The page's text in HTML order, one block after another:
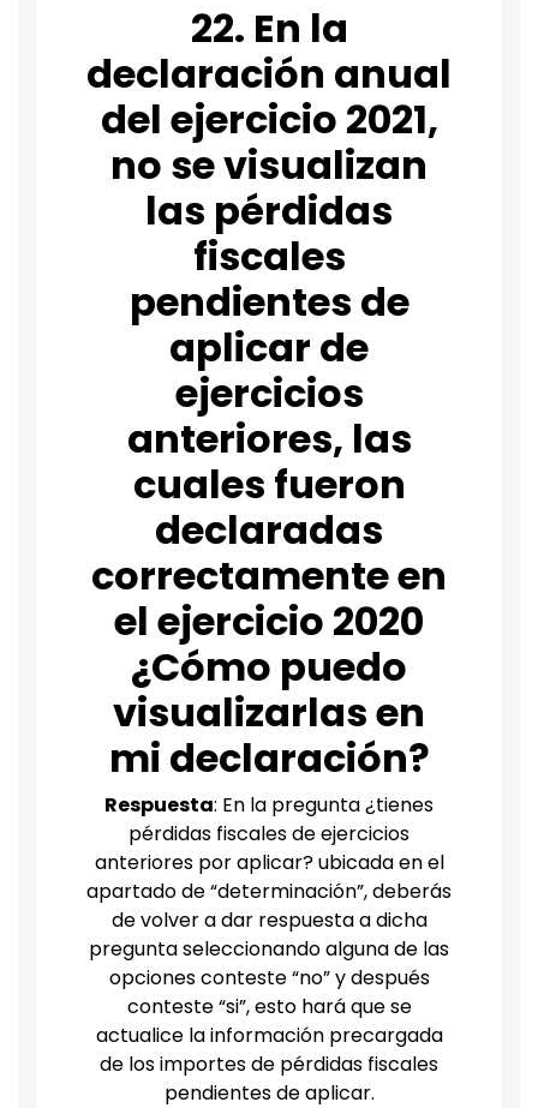
22. En la
declaración anual
del ejercicio 2021,
no se visualizan
las pérdidas
fiscales
pendientes de
aplicar de
ejercicios
anteriores, las
cuales fueron
declaradas
correctamente en
el ejercicio 2020
¿Cómo puedo
visualizarlas en
mi declaración?
Respuesta: En la pregunta ¿tienes
pérdidas fiscales de ejercicios
anteriores por aplicar? ubicada en el
apartado de “determinación”, deberás
de volver a dar respuesta a dicha
pregunta seleccionando alguna de las
opciones conteste “no” y después
conteste “si”, esto hará que se
actualice la información precargada
de los importes de pérdidas fiscales
pendientes de aplicar.